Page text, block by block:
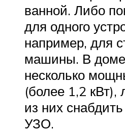
ванной. Либо
для одного
например, для
машины. В
несколько
(более 1,2
из них
УЗО.